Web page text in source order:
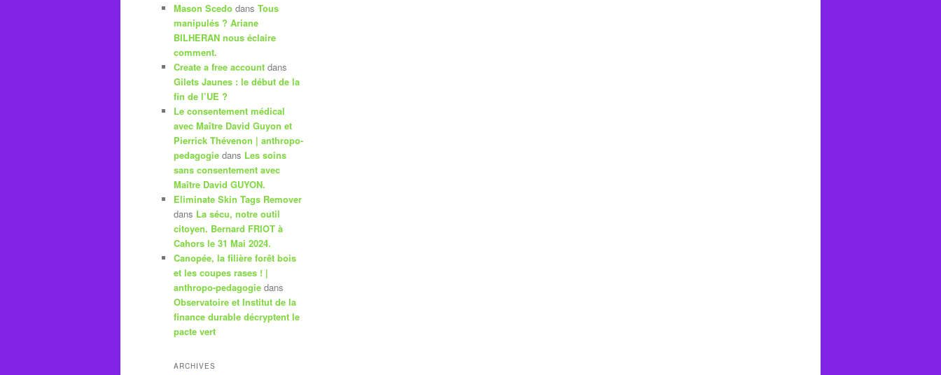
Mason Scedo dans Tous
manipulés ? Ariane
BILHERAN nous éclaire
comment.
Create a free account dans
Gilets Jaunes : le début de la
fin de l’UE ?
Le consentement médical
avec Maître David Guyon et
Pierrick Thévenon | anthropo-
pedagogie dans Les soins
sans consentement avec
Maître David GUYON.
Eliminate Skin Tags Remover
dans La sécu, notre outil
citoyen. Bernard FRIOT à
Cahors le 31 Mai 2024.
Canopée, la filière forêt bois
et les coupes rases ! |
anthropo-pedagogie dans
Observatoire et Institut de la
finance durable décryptent le
pacte vert
ARCHIVES